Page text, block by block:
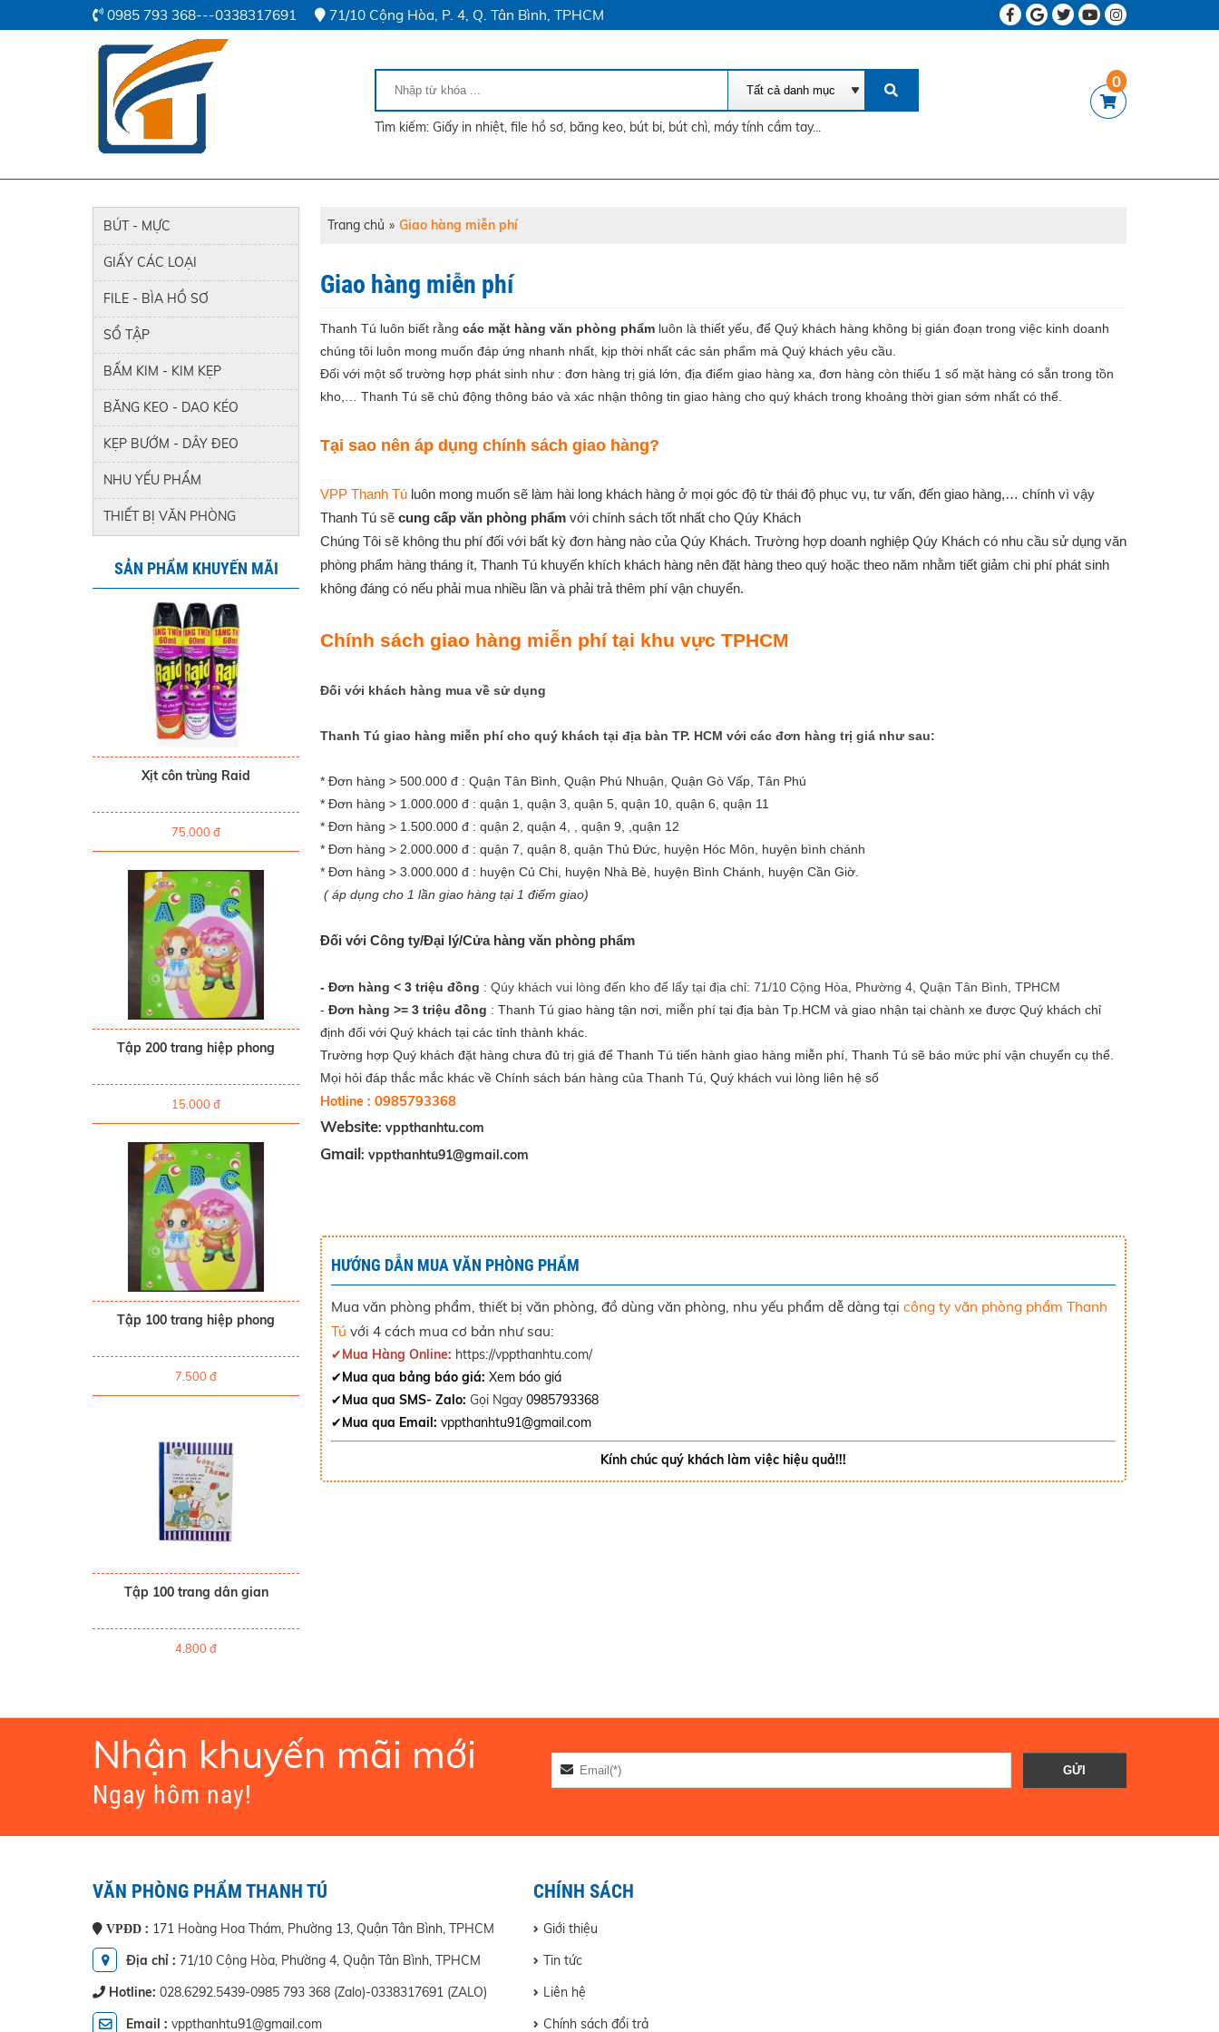
0985 793 368---0338317691 71/10 Cộng Hòa, P. 4, Q. Tân Bình, TPHCM
0
Trang chủ » Giao hàng miễn phí
Giao hàng miễn phí
Thanh Tú luôn biết rằng các mặt hàng văn phòng phẩmluôn là thiết yếu, để Quý khách hàng không bị gián đoạn trong việc kinh doanh
chúng tôi luôn mong muốn đáp ứng nhanh nhất, kịp thời nhất các sản phẩm mà Quý khách yêu cầu.
Đối với một số trường hợp phát sinh như : đơn hàng trị giá lớn, địa điểm giao hàng xa, đơn hàng còn thiếu 1 số mặt hàng có sẵn trong tồn
kho,… Thanh Tú sẽ chủ động thông báo và xác nhận thông tin giao hàng cho quý khách trong khoảng thời gian sớm nhất có thể.
Tại sao nên áp dụng chính sách giao hàng?
VPP Thanh Túluôn mong muốn sẽ làm hài long khách hàng ở mọi góc độ từ thái độ phục vụ, tư vấn, đến giao hàng,… chính vì vậy
Thanh Tú sẽ cung cấp văn phòng phẩmvới chính sách tốt nhất cho Qúy Khách
Chúng Tôi sẽ không thu phí đối với bất kỳ đơn hàng nào của Qúy Khách. Trường hợp doanh nghiệp Qúy Khách có nhu cầu sử dụng văn
phòng phẩm hàng tháng ít, Thanh Tú khuyến khích khách hàng nên đặt hàng theo quý hoặc theo năm nhằm tiết giảm chi phí phát sinh
không đáng có nếu phải mua nhiều lần và phải trả thêm phí vận chuyển.
Chính sách giao hàng miễn phí tại khu vực TPHCM
Đối với khách hàng mua về sử dụng
Thanh Tú giao hàng miễn phí cho quý khách tại địa bàn TP. HCM với các đơn hàng trị giá như sau:
* Đơn hàng > 500.000 đ : Quận Tân Bình, Quận Phú Nhuận, Quận Gò Vấp, Tân Phú
* Đơn hàng > 1.000.000 đ : quận 1, quận 3, quận 5, quận 10, quận 6, quận 11
* Đơn hàng > 1.500.000 đ : quận 2, quận 4, , quận 9, ,quận 12
* Đơn hàng > 2.000.000 đ : quận 7, quận 8, quận Thủ Đức, huyện Hóc Môn, huyện bình chánh
* Đơn hàng > 3.000.000 đ : huyện Củ Chi, huyện Nhà Bè, huyện Bình Chánh, huyện Cần Giờ.
( áp dụng cho 1 lần giao hàng tại 1 điểm giao)
Đối với Công ty/Đại lý/Cửa hàng văn phòng phẩm
- Đơn hàng < 3 triệu đồng : Qúy khách vui lòng đến kho để lấy tại địa chỉ: 71/10 Cộng Hòa, Phường 4, Quận Tân Bình, TPHCM
- Đơn hàng >= 3 triệu đồng : Thanh Tú giao hàng tận nơi, miễn phí tại địa bàn Tp.HCM và giao nhận tại chành xe được Quý khách chỉ
định đối với Quý khách tại các tỉnh thành khác.
Trường hợp Quý khách đặt hàng chưa đủ trị giá để Thanh Tú tiến hành giao hàng miễn phí, Thanh Tú sẽ báo mức phí vận chuyển cụ thể.
Mọi hỏi đáp thắc mắc khác về Chính sách bán hàng của Thanh Tú, Quý khách vui lòng liên hệ số
Hotline : 0985793368
Website: vppthanhtu.com
Gmail: vppthanhtu91@gmail.com
HƯỚNG DẪN MUA VĂN PHÒNG PHẨM
Mua văn phòng phẩm, thiết bị văn phòng, đồ dùng văn phòng, nhu yếu phẩm dễ dàng tại công ty văn phòng phẩm Thanh
Tú với 4 cách mua cơ bản như sau:
✔Mua Hàng Online: https://vppthanhtu.com/
✔Mua qua bảng báo giá: Xem báo giá
✔Mua qua SMS- Zalo: Gọi Ngay0985793368
✔Mua qua Email: vppthanhtu91@gmail.com
Kính chúc quý khách làm việc hiệu quả!!!
BÚT - MỰC
GIẤY CÁC LOẠI
FILE - BÌA HỒ SƠ
SỔ TẬP
BẤM KIM - KIM KẸP
BĂNG KEO - DAO KÉO
KẸP BƯỚM - DÂY ĐEO
NHU YẾU PHẨM
THIẾT BỊ VĂN PHÒNG
Xịt côn trùng Raid
75.000 đ
Tập 200 trang hiệp phong
15.000 đ
Tập 100 trang hiệp phong
7.500 đ
Tập 100 trang dân gian
4.800 đ
Nhận khuyến mãi mới
Ngay hôm nay!
VĂN PHÒNG PHẨM THANH TÚ
VPĐD : 171 Hoàng Hoa Thám, Phường 13, Quận Tân Bình, TPHCM
Địa chỉ : 71/10 Cộng Hòa, Phường 4, Quận Tân Bình, TPHCM
Hotline: 028.6292.5439-0985 793 368 (Zalo)-0338317691 (ZALO)
Email : vppthanhtu91@gmail.com
Giới thiệu
Tin tức
Liên hệ
Chính sách đổi trả